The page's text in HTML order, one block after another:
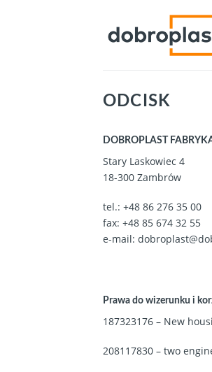
ODCISK
DOBROPLAST
Stary Laskowiec 4
18-300 Zambrów
tel.: +48 86 276 35 00
fax: +48 85 674 32 55
e-mail:
Prawa do wizerunku i
187323176 – New
208117830 – two